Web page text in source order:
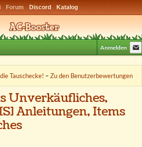
Forum Discord Katalog
Anmelden
Tauschecke! –Zu den Benutzerbewertungen
Unverkäufliches,
Anleitungen, Items